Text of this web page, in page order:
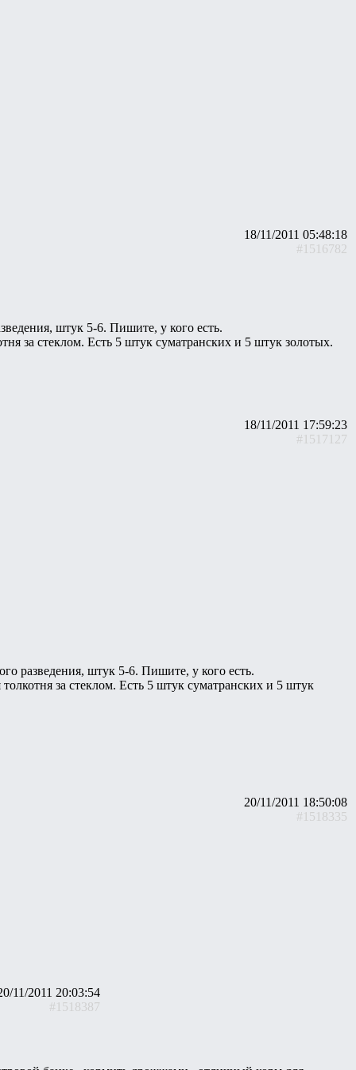
18/11/2011 05:48:18
#1516782
штук 5-6. Пишите, у кого есть.
за стеклом. Есть 5 штук суматранских и 5 штук золотых.
18/11/2011 17:59:23
#1517127
разведения, штук 5-6. Пишите, у кого есть.
за стеклом. Есть 5 штук суматранских и 5 штук
20/11/2011 18:50:08
#1518335
11/2011 20:03:54
#1518387